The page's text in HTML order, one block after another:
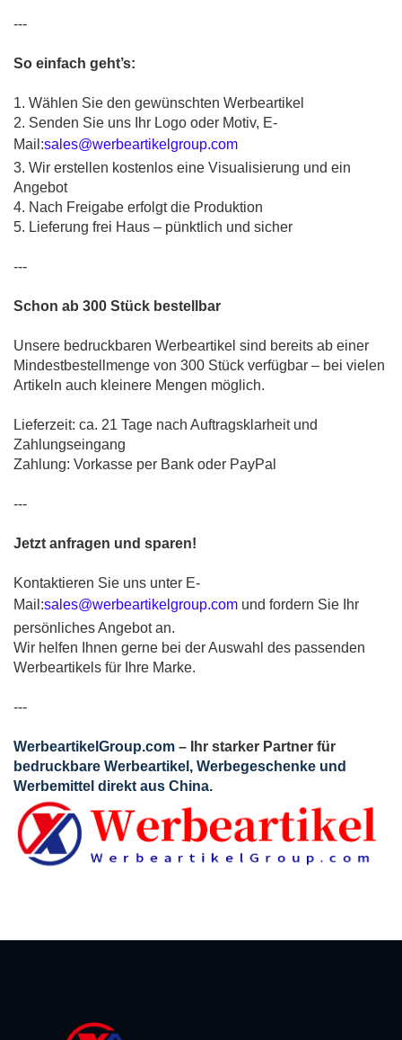
---
So einfach geht’s:
1. Wählen Sie den gewünschten Werbeartikel
2. Senden Sie uns Ihr Logo oder Motiv, E-
Mail:sales@werbeartikelgroup.com
3. Wir erstellen kostenlos eine Visualisierung und ein
Angebot
4. Nach Freigabe erfolgt die Produktion
5. Lieferung frei Haus – pünktlich und sicher
---
Schon ab 300 Stück bestellbar
Unsere bedruckbaren Werbeartikel sind bereits ab einer
Mindestbestellmenge von 300 Stück verfügbar – bei vielen
Artikeln auch kleinere Mengen möglich.
Lieferzeit: ca. 21 Tage nach Auftragsklarheit und
Zahlungseingang
Zahlung: Vorkasse per Bank oder PayPal
---
Jetzt anfragen und sparen!
Kontaktieren Sie uns unter E-
Mail:sales@werbeartikelgroup.com und fordern Sie Ihr
persönliches Angebot an.
Wir helfen Ihnen gerne bei der Auswahl des passenden
Werbeartikels für Ihre Marke.
---
WerbeartikelGroup.com – Ihr starker Partner für
bedruckbare Werbeartikel, Werbegeschenke und
Werbemittel direkt aus China.